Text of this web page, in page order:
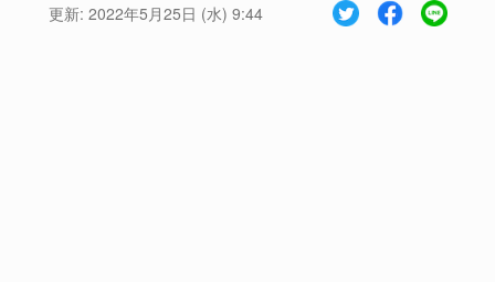
更新: 2022年5月25日 (水) 9:44